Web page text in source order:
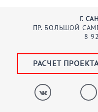
Г.
ПР. БОЛЬШОЙ
8
РАСЧЕТ